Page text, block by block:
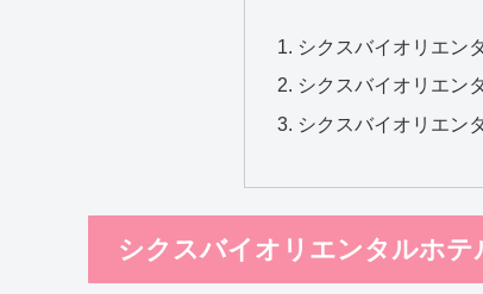
シクスバイオリエン
シクスバイオリエン
シクスバイオリエン
シクスバイオリエンタルホテ